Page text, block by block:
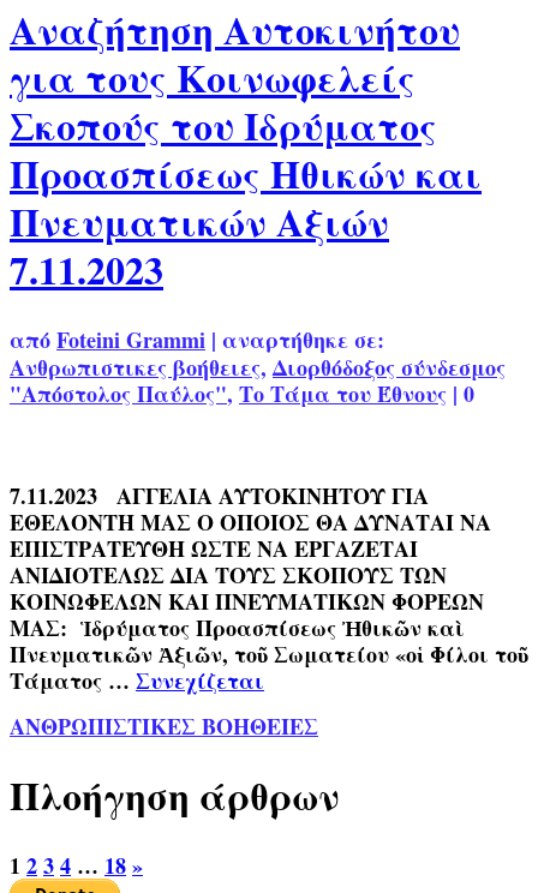
Αναζήτηση Αυτοκινήτου
για τους Κοινωφελείς
Σκοπούς του Ιδρύματος
Προασπίσεως Ηθικών και
Πνευματικών Αξιών
7.11.2023
απόFoteini Grammi | αναρτήθηκε σε:
Ανθρωπιστικες βοήθειες,Διορθόδοξος σύνδεσμος
"Απόστολος Παύλος", Το Τάμα του Έθνους | 0
7.11.2023 ΑΓΓΕΛΙΑ ΑΥΤΟΚΙΝΗΤΟΥ ΓΙΑ
ΕΘΕΛΟΝΤΗ ΜΑΣ Ο ΟΠΟΙΟΣ ΘΑ ΔΥΝΑΤΑΙ ΝΑ
ΕΠΙΣΤΡΑΤΕΥΘΗ ΩΣΤΕ ΝΑ ΕΡΓΑΖΕΤΑΙ
ΑΝΙΔΙΟΤΕΛΩΣ ΔΙΑ ΤΟΥΣ ΣΚΟΠΟΥΣ ΤΩΝ
ΚΟΙΝΩΦΕΛΩΝ ΚΑΙ ΠΝΕΥΜΑΤΙΚΩΝ ΦΟΡΕΩΝ
ΜΑΣ: Ἱδρύματος Προασπίσεως Ἠθικῶν καὶ
Πνευματικῶν Ἀξιῶν, τοῦ Σωματείου «οἱ Φίλοι τοῦ
Τάματος … Συνεχίζεται
ΑΝΘΡΩΠΙΣΤΙΚΕΣ ΒΟΗΘΕΙΕΣ
Πλοήγηση άρθρων
1 234 … 18»